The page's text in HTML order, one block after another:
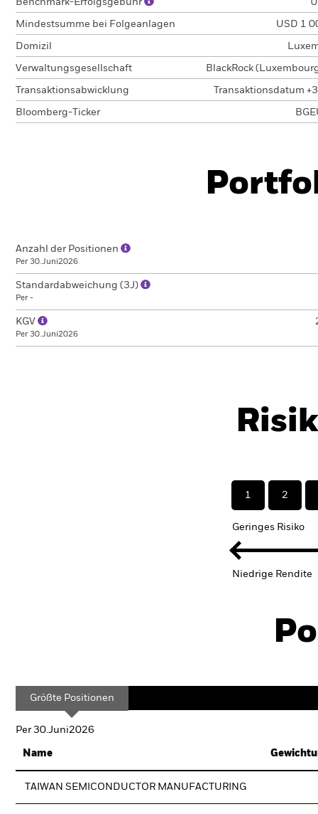
Benchmark-Erfolgsgebühr
Mindestsumme bei Folgeanlagen USD 1
Domizil
Verwaltungsgesellschaft BlackRock
Transaktionsabwicklung Transaktionsdatum
Bloomberg-Ticker
Anzahl der Positionen
Per 30.Juni2026
Standardabweichung (3J)
Per -
KGV
Per 30.Juni2026
1 2
Geringes Risiko
Niedrige Rendite
Größte Positionen
Per 30.Juni2026
Name
TAIWAN SEMICONDUCTOR MANUFACTURING